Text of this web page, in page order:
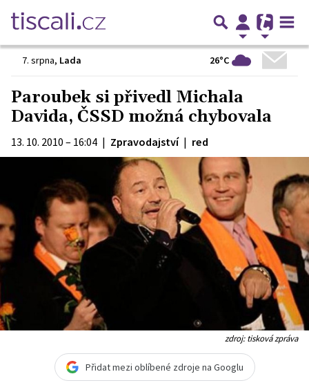
7. srpna, Lada 26°C
Paroubek si přivedl Michala
Davida, ČSSD možná chybovala
13. 10. 2010 – 16:04 | Zpravodajství | red
zdroj: tisková zpráva
Přidat mezi oblíbené zdroje na Googlu